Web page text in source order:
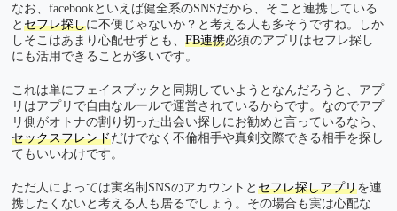
なお、facebookといえば健全系のSNSだから、そこと連携している
と セフレ探しに不便じゃないか？と考える人も多そうですね。しか
しそこはあまり心配せずとも、 FB連携必須のアプリはセフレ探し
にも活用できることが多いです。
これは単にフェイスブックと同期していようとなんだろうと、アプ
リはアプリで自由なルールで運営されているからです。なのでアプ
リ側がオトナの割り切った出会い探しにお勧めと言っているなら、
セックスフレンドだけでなく不倫相手や真剣交際できる相手を探し
てもいいわけです。
ただ人によっては実名制SNSのアカウントと セフレ探しアプリを連
携したくないと考える人も居るでしょう。その場合も実は心配な